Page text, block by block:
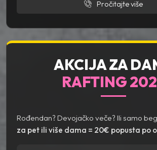
Pročitajte više
AKCIJA ZA
RAFTING
Rođendan? Devojačko veče? Ili samo
za pet ili više dama = 20€ popusta po